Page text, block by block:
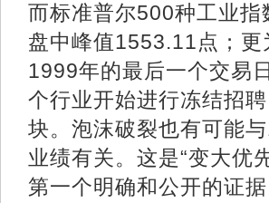
而标准普尔500种工业
盘中峰值1553.11点；
1999年的最后一个交易
个行业开始进行冻结招
块。泡沫破裂也有可能
业绩有关。这是“变大优
第一个明确和公开的证